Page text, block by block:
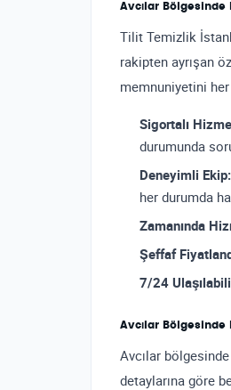
Avcılar
Tilit Temizlik
rakipten ayrışan
memnuniyetini
Sigortalı
durumunda
Deneyimli Ekip:
her durumda
Zamanında
Şeffaf
7/24
Avcılar
Avcılar
detaylarına göre